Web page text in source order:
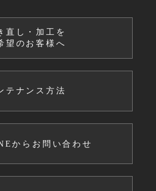
直し・加工を
望のお客様へ
テナンス方法
からお問い合わせ